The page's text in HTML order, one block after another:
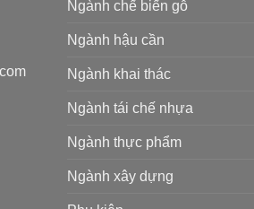
Ngành chế biến gỗ
Ngành hậu cần
Ngành khai thác
Ngành tái chế nhựa
Ngành thực phẩm
Ngành xây dựng